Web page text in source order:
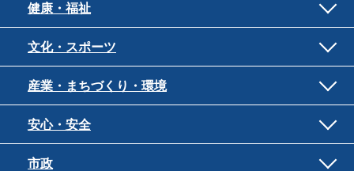
健康・福祉
文化・スポーツ
産業・まちづくり・環境
安心・安全
市政